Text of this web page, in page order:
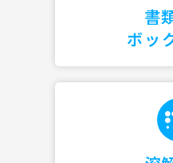
書
ボッ